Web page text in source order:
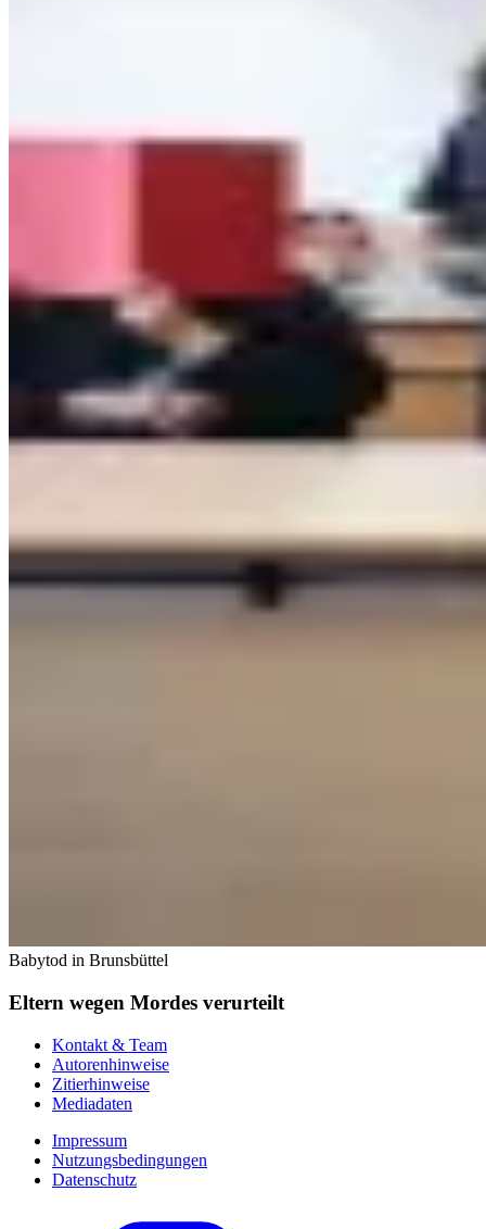
Babytod in Brunsbüttel
Eltern wegen Mordes verurteilt
Kontakt & Team
Autorenhinweise
Zitierhinweise
Mediadaten
Impressum
Nutzungsbedingungen
Datenschutz